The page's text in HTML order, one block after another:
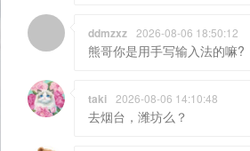
ddmzxz 2026-08-06 18:50:12
熊哥你是用手写输入法的嘛?
taki 2026-08-06 14:10:48
去烟台，潍坊么？